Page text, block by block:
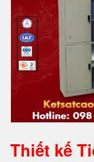
Thiết kế